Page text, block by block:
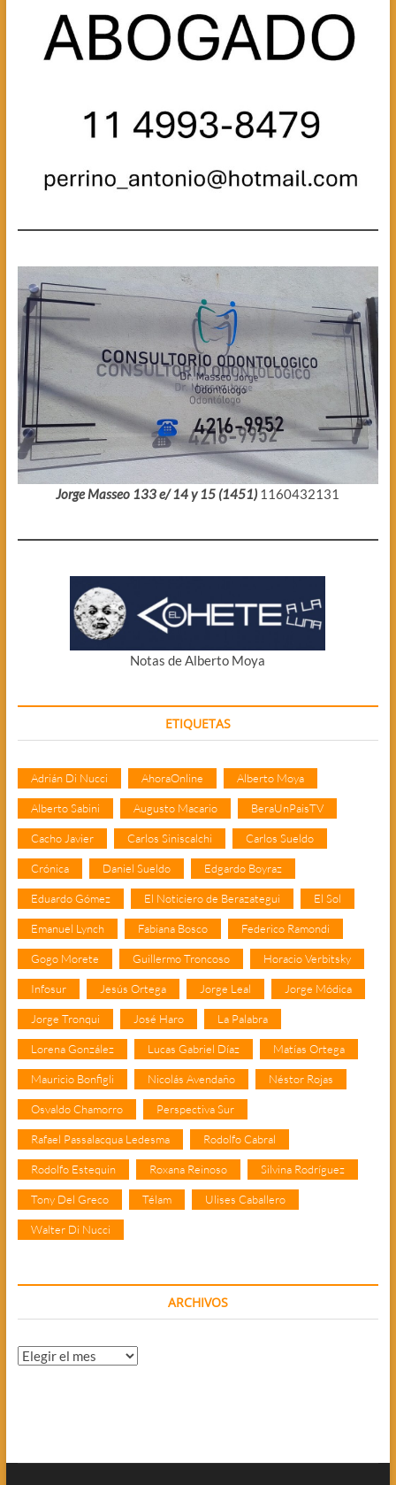
Jorge Masseo 133 e/ 14 y 15 (1451) 1160432131
Notas de Alberto Moya
ETIQUETAS
Adrián Di Nucci AhoraOnline Alberto Moya
Alberto Sabini Augusto Macario BeraUnPaisTV
Cacho Javier Carlos Siniscalchi Carlos Sueldo
Crónica Daniel Sueldo Edgardo Boyraz
Eduardo Gómez El Noticiero de Berazategui El Sol
Emanuel Lynch Fabiana Bosco Federico Ramondi
Gogo Morete Guillermo Troncoso Horacio Verbitsky
Infosur Jesús Ortega Jorge Leal Jorge Módica
Jorge Tronqui José Haro La Palabra
Lorena González Lucas Gabriel Díaz Matías Ortega
Mauricio Bonfigli Nicolás Avendaño Néstor Rojas
Osvaldo Chamorro Perspectiva Sur
Rafael Passalacqua Ledesma Rodolfo Cabral
Rodolfo Estequin Roxana Reinoso Silvina Rodríguez
Tony Del Greco Télam Ulises Caballero
Walter Di Nucci
ARCHIVOS
Archivos